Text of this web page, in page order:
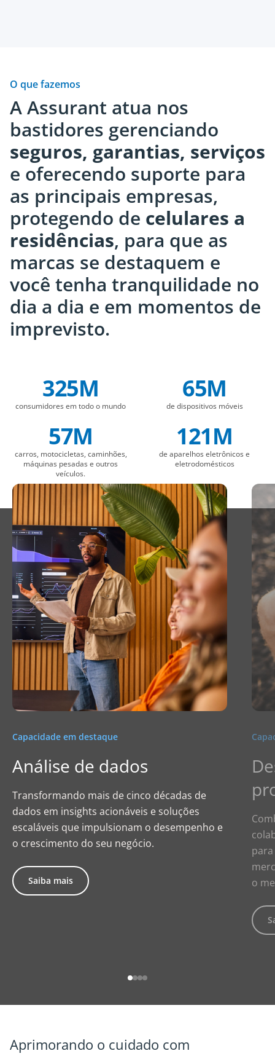
Utilizamos décadas de experiência, além de
manter à frente das tendências de
comportamento e produzir suporte e
soluções de proteção inovadores.
global.
O que fazemos
A Assurant atua nos
bastidores gerenciando
seguros, garantias, serviços
e oferecendo suporte para
as principais empresas,
protegendo de celulares a
residências, para que as
marcas se destaquem e
você tenha tranquilidade no
dia a dia e em momentos de
imprevisto.
Company Statistics
325M
consumidores em todo o mundo
65M
de dispositivos móveis
57M
carros, motocicletas, caminhões,
máquinas pesadas e outros
veículos.
121M
de aparelhos eletrônicos e
eletrodomésticos
Capacidade em destaque
Análise de dados
Transformando mais de cinco décadas de
dados em insights acionáveis e soluções
escaláveis que impulsionam o desempenho e
o crescimento do seu negócio.
Saiba mais
o
Aprimorando o cuidado com